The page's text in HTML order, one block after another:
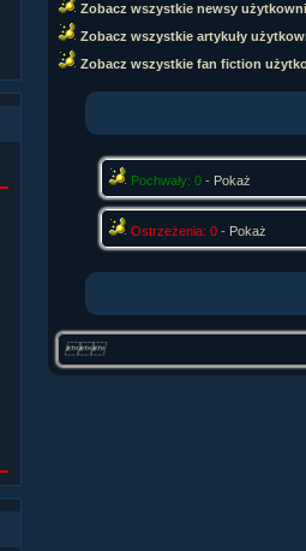
Wlepionych ostrzeżeń:4,170
Zobacz wszystkie newsy
Zobacz wszystkie artykuły
Zobacz wszystkie fan fiction
Pochwały: 0- Pokaż
Ostrzeżenia: 0- Pokaż
